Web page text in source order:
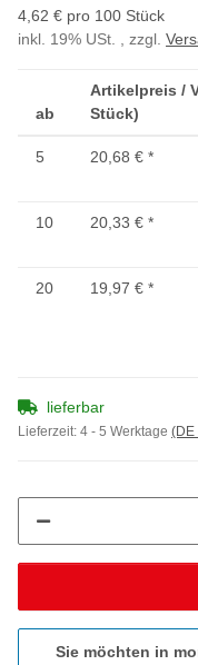
4,62 € pro 100 Stück
inkl. 19% USt. , zzgl.
ab
Artikelpreis /
Stück)
5 20,68 € *
10 20,33 € *
20 19,97 € *
lieferbar
Lieferzeit: 4 - 5 Werktage (DE
Sie möchten in